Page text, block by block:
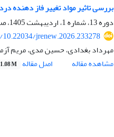
بررسی تاثیر مواد تغییر فاز دهنده
دوره 13، شماره 1، اردیبهشت 1405، صفحه
jrenew.2026.233278
مهرداد بغدادی، حسین مدی، مریم
مشاهده مقاله
اصل مقاله 1.08 M